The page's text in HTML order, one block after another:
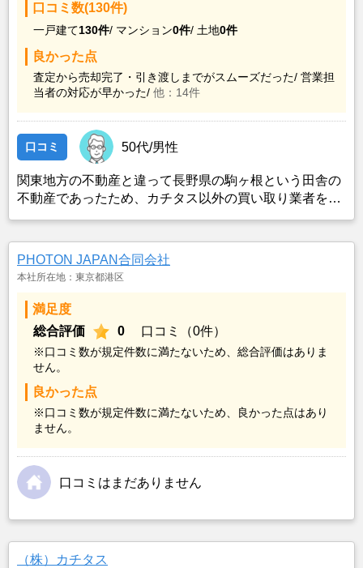
口コミ数(130件)
一戸建て130件/ マンション0件/ 土地0件
良かった点
査定から売却完了・引き渡しまでがスムーズだった/ 営業担
当者の対応が早かった/ 他：14件
口コミ 50代/男性
関東地方の不動産と違って長野県の駒ヶ根という田舎の
不動産であったため、カチタス以外の買い取り業者をみ
も空き家の状態で不動産を残しておけないと考えて売却
を決めた。
PHOTON JAPAN合同会社
本社所在地：東京都港区
満足度
総合評価
0 口コミ（0件）
※口コミ数が規定件数に満たないため、総合評価はありま
せん。
良かった点
※口コミ数が規定件数に満たないため、良かった点はあり
ません。
口コミはまだありません
（株）カチタス